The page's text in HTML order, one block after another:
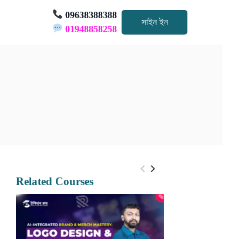
09638388388
01948858258
সাইন ইন
Related Courses